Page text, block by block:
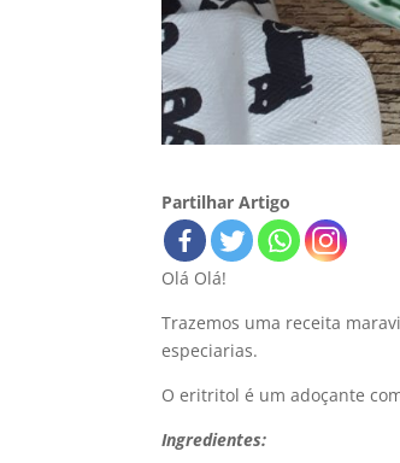
Partilhar Artigo
Olá Olá!
Trazemos uma receita
especiarias.
O eritritol é um adoçante
Ingredientes: